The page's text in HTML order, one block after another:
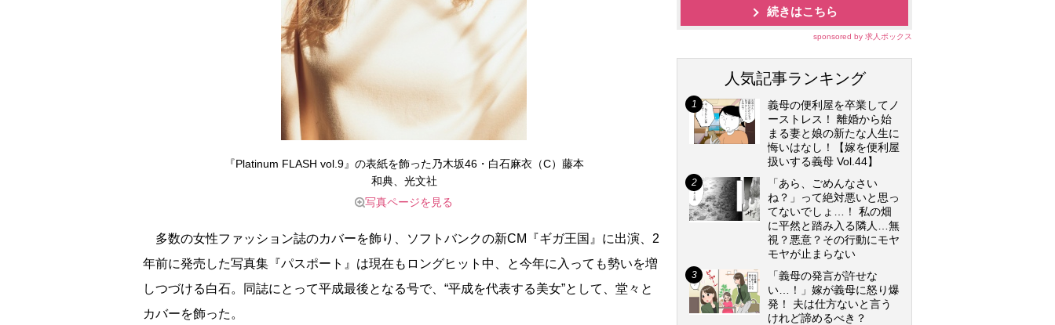
『Platinum FLASH vol.9』の表紙を飾った乃木坂46・白石麻衣（C）藤本
和典、光文社
写真ページを見る
多数の女性ファッション誌のカバーを飾り、ソフトバンクの新CM『ギガ王国』に出演、2
年前に発売した写真集『パスポート』は現在もロングヒット中、と今年に入っても勢いを増
しつづける白石。同誌にとって平成最後となる号で、“平成を代表する美女”として、堂々と
カバーを飾った。
続きはこちら
sponsored by 求人ボックス
人気記事ランキング
義母の便利屋を卒業してノ
ーストレス！ 離婚から始
まる妻と娘の新たな人生に
悔いはなし！【嫁を便利屋
扱いする義母 Vol.44】
「あら、ごめんなさい
ね？」って絶対悪いと思っ
てないでしょ…！ 私の畑
に平然と踏み入る隣人…無
視？悪意？その行動にモヤ
モヤが止まらない
「義母の発言が許せな
い…！」嫁が義母に怒り爆
発！ 夫は仕方ないと言う
けれど諦めるべき？